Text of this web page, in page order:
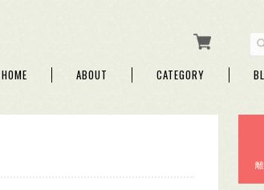
HOME ABOUT CATEGORY